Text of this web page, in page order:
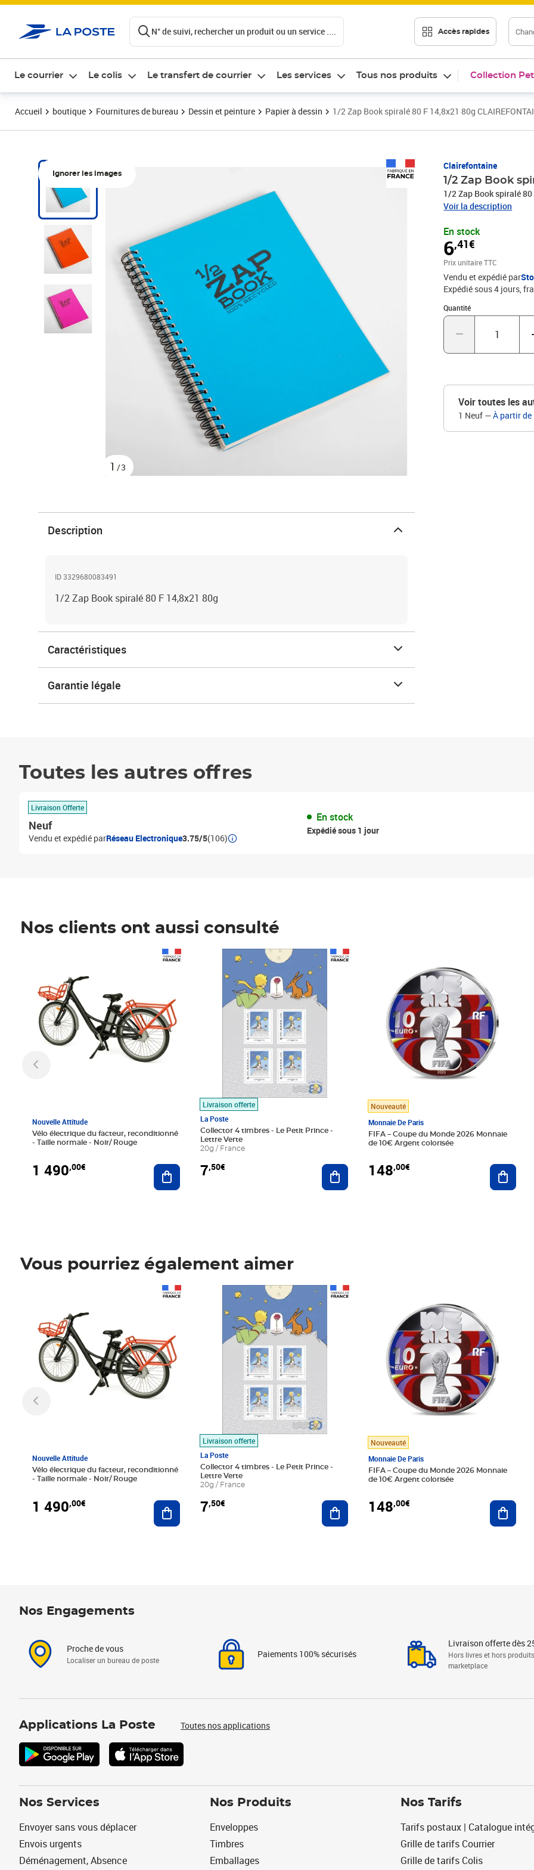
N° de suivi, rechercher un produit ou un service .... Accès rapides
Le courrier Le colis Le transfert de courrier Les services Tous nos produits Collection
Accueil boutique Fournitures de bureau Dessin et peinture Papier à dessin 1/2 Zap Book spiralé 80 F 14,8x21 80g
Ignorer les images
1 /3
Clairefontaine
1/2 Zap Book
1/2 Zap Book spiralé 80
Voir la description
En stock
6,41€
Prix 6,41€
Prix unitaire TTC
Vendu et expédié par
Expédié sous 4 jours,
Quantité
Quantité : 1
Voir toutes les
1 Neuf —À partir de
Description
ID 3329680083491
1/2 Zap Book spiralé 80 F 14,8x21 80g
Caractéristiques
Garantie légale
Toutes les autres offres
Livraison Offerte
Neuf
Vendu et expédié parRéseau Electronique3.75/5(106)
En stock
Expédié sous 1 jour
Nos clients ont aussi consulté
Nouvelle Attitude
Vélo électrique du facteur, reconditionné
- Taille normale - Noir/ Rouge
1 490,00€ Ajouter au panier
Livraison offerte
La Poste
Collector 4 timbres - Le Petit Prince -
Lettre Verte
20g / France
7,50€
Prix 7,50€
Ajouter au panier
Nouveauté
Monnaie De Paris
FIFA – Coupe du Monde 2026 Monnaie
de 10€ Argent colorisée
148,00€
Vous pourriez également aimer
Nouvelle Attitude
Vélo électrique du facteur, reconditionné
- Taille normale - Noir/ Rouge
1 490,00€ Ajouter au panier
Livraison offerte
La Poste
Collector 4 timbres - Le Petit Prince -
Lettre Verte
20g / France
7,50€
Prix 7,50€
Ajouter au panier
Nouveauté
Monnaie De Paris
FIFA – Coupe du Monde 2026 Monnaie
de 10€ Argent colorisée
148,00€
Nos Engagements
Proche de vous
Localiser un bureau de poste
Paiements 100% sécurisés
Livraison offerte dès
Hors livres et hors produits
marketplace
Applications La Poste Toutes nos applications
Nos Services
Envoyer sans vous déplacer
Envois urgents
Déménagement, Absence
Nos Produits
Enveloppes
Timbres
Emballages
Nos Tarifs
Tarifs postaux | Catalogue
Grille de tarifs Courrier
Grille de tarifs Colis